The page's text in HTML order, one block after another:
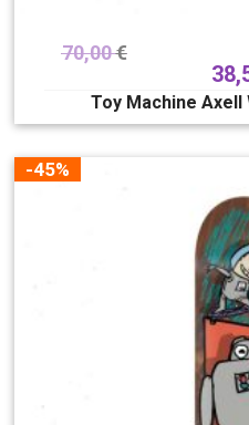
70,00€
Toy Machine Axell
-45%